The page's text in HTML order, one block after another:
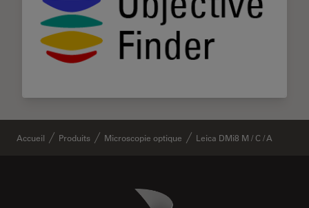
Accueil Produits Microscopie optique Leica DMi8 M / C / A
Danaher Logo